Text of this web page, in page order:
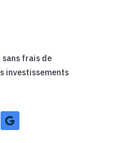
sans frais de
investissements